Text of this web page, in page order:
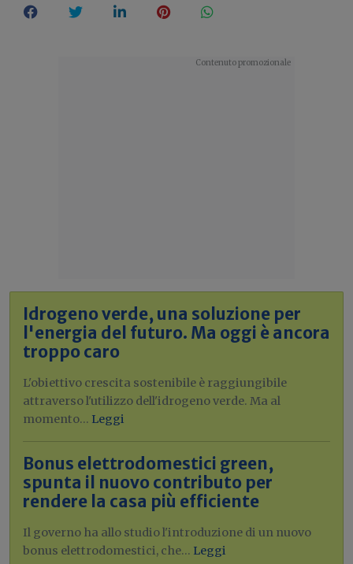
Idrogeno verde, una soluzione per
l'energia del futuro. Ma oggi è ancora
troppo caro
L'obiettivo crescita sostenibile è raggiungibile
attraverso l'utilizzo dell'idrogeno verde. Ma al
momento... Leggi
Bonus elettrodomestici green,
spunta il nuovo contributo per
rendere la casa più efficiente
Il governo ha allo studio l'introduzione di un nuovo
bonus elettrodomestici, che... Leggi